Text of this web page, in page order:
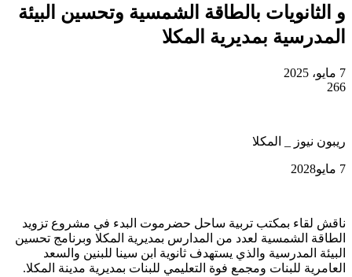
و الثانويات بالطاقة الشمسية وتحسين البيئة
المدرسية بمديرية المكلا
7 مايو، 2025
266
ريبون نيوز _ المكلا
7 مايو2028
ناقش لقاء بمكتب تربية ساحل حضرموت البدء في مشروع تزويد
الطاقة الشمسية لعدد من المدارس بمديرية المكلا وبرنامج تحسين
البيئة المدرسية والذي يستهدف ثانوية ابن سينا للبنين والسعد
العامرية للبنات ومجمع فوة التعليمي للبنات بمديرية مدينة المكلا.